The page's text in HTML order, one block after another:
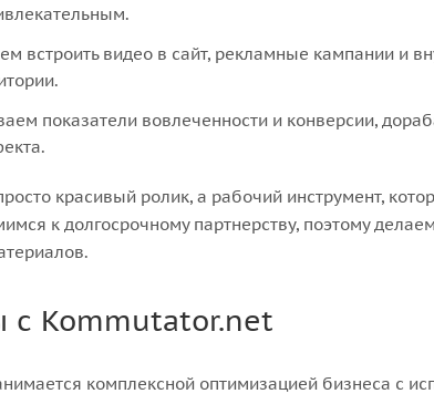
встроить видео в сайт, рекламные кампании и
показатели вовлеченности и конверсии,
красивый ролик, а рабочий инструмент,
к долгосрочному партнерству, поэтому
с Kommutator.net
комплексной оптимизацией бизнеса с